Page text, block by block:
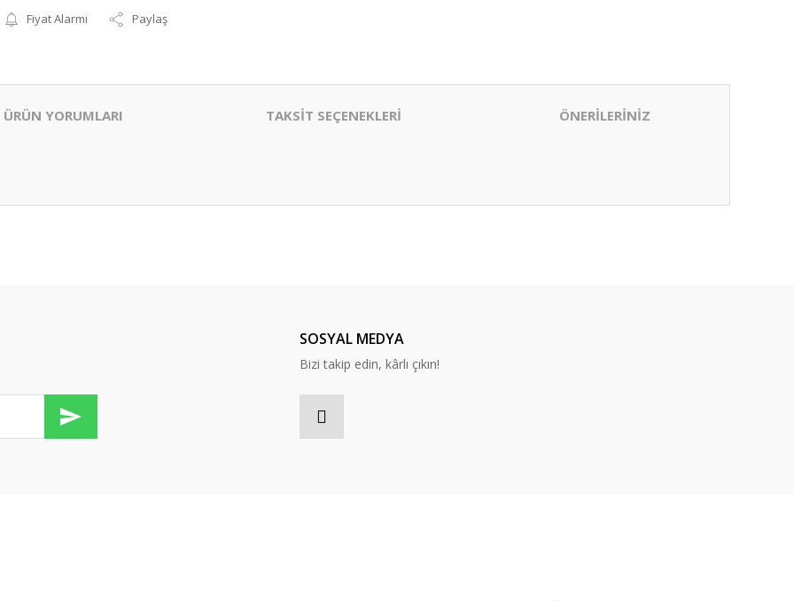
Fiyat Alarmı Paylaş
ÜRÜN YORUMLARI TAKSİT SEÇENEKLERİ ÖNERİLERİNİZ
SOSYAL MEDYA
Bizi takip edin, kârlı çıkın!